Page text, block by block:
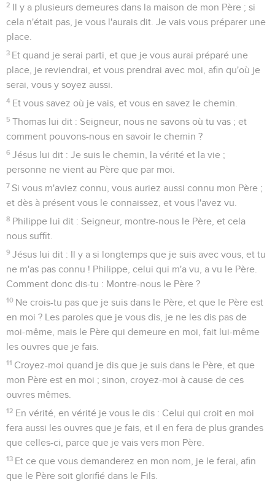
2 Il y a plusieurs demeures dans la maison de mon Père ; si
cela n'était pas, je vous l'aurais dit. Je vais vous préparer une
place.
3 Et quand je serai parti, et que je vous aurai préparé une
place, je reviendrai, et vous prendrai avec moi, afin qu'où je
serai, vous y soyez aussi.
4 Et vous savez où je vais, et vous en savez le chemin.
5 Thomas lui dit : Seigneur, nous ne savons où tu vas ; et
comment pouvons-nous en savoir le chemin ?
6 Jésus lui dit : Je suis le chemin, la vérité et la vie ;
personne ne vient au Père que par moi.
7 Si vous m'aviez connu, vous auriez aussi connu mon Père ;
et dès à présent vous le connaissez, et vous l'avez vu.
8 Philippe lui dit : Seigneur, montre-nous le Père, et cela
nous suffit.
9 Jésus lui dit : Il y a si longtemps que je suis avec vous, et tu
ne m'as pas connu ! Philippe, celui qui m'a vu, a vu le Père.
Comment donc dis-tu : Montre-nous le Père ?
10 Ne crois-tu pas que je suis dans le Père, et que le Père est
en moi ? Les paroles que je vous dis, je ne les dis pas de
moi-même, mais le Père qui demeure en moi, fait lui-même
les ouvres que je fais.
11 Croyez-moi quand je dis que je suis dans le Père, et que
mon Père est en moi ; sinon, croyez-moi à cause de ces
ouvres mêmes.
12 En vérité, en vérité je vous le dis : Celui qui croit en moi
fera aussi les ouvres que je fais, et il en fera de plus grandes
que celles-ci, parce que je vais vers mon Père.
13 Et ce que vous demanderez en mon nom, je le ferai, afin
que le Père soit glorifié dans le Fils.